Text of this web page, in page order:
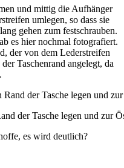
und mittig die Aufhänger
umlegen, so dass sie
gehen zum festschrauben.
es hier nochmal fotografiert.
der von dem Lederstreifen
Taschenrand angelegt, da
der Tasche legen und zur
es wird deutlich?